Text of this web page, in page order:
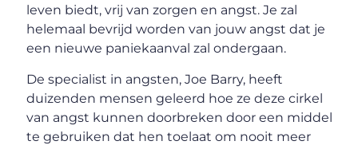
leven biedt, vrij van zorgen en angst. Je zal
helemaal bevrijd worden van jouw angst dat je
een nieuwe paniekaanval zal ondergaan.
De specialist in angsten, Joe Barry, heeft
duizenden mensen geleerd hoe ze deze cirkel
van angst kunnen doorbreken door een middel
te gebruiken dat hen toelaat om nooit meer